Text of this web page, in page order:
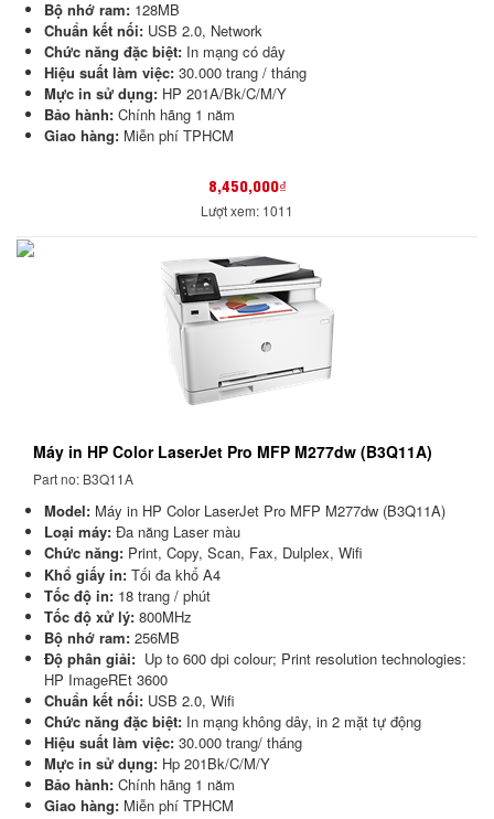
Bộ nhớ ram: 128MB
Chuẩn kết nối: USB 2.0, Network
Chức năng đặc biệt: In mạng có dây
Hiệu suất làm việc: 30.000 trang / tháng
Mực in sử dụng: HP 201A/Bk/C/M/Y
Bảo hành: Chính hãng 1 năm
Giao hàng: Miễn phí TPHCM
8,450,000₫
Lượt xem: 1011
Máy in HP Color LaserJet Pro MFP M277dw (B3Q11A)
Part no: B3Q11A
Model: Máy in HP Color LaserJet Pro MFP M277dw (B3Q11A)
Loại máy: Đa năng Laser màu
Chức năng: Print, Copy, Scan, Fax, Dulplex, Wifi
Khổ giấy in: Tối đa khổ A4
Tốc độ in: 18 trang / phút
Tốc độ xử lý: 800MHz
Bộ nhớ ram: 256MB
Độ phân giải: Up to 600 dpi colour; Print resolution technologies:
HP ImageREt 3600
Chuẩn kết nối: USB 2.0, Wifi
Chức năng đặc biệt: In mạng không dây, in 2 mặt tự động
Hiệu suất làm việc: 30.000 trang/ tháng
Mực in sử dụng: Hp 201Bk/C/M/Y
Bảo hành: Chính hãng 1 năm
Giao hàng: Miễn phí TPHCM